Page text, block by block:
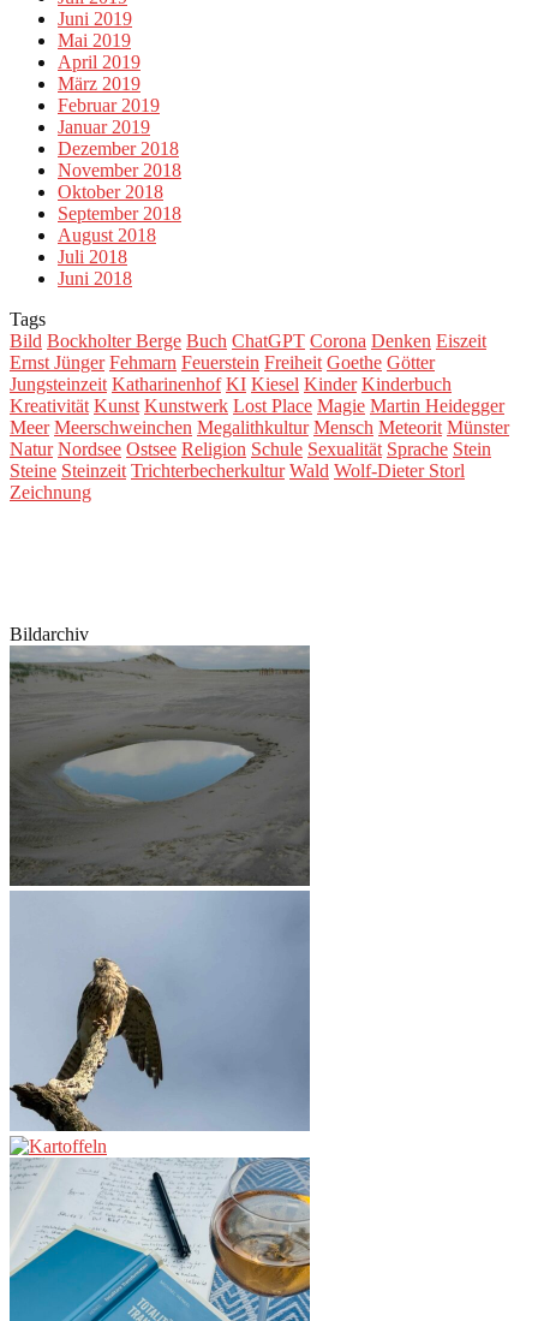
Juni 2019
Mai 2019
April 2019
März 2019
Februar 2019
Januar 2019
Dezember 2018
November 2018
Oktober 2018
September 2018
August 2018
Juli 2018
Juni 2018
Tags
Bild Bockholter Berge Buch ChatGPT Corona Denken Eiszeit
Ernst Jünger Fehmarn Feuerstein Freiheit Goethe Götter
Jungsteinzeit Katharinenhof KI Kiesel Kinder Kinderbuch
Kreativität Kunst Kunstwerk Lost Place Magie Martin Heidegger
Meer Meerschweinchen Megalithkultur Mensch Meteorit Münster
Natur Nordsee Ostsee Religion Schule Sexualität Sprache Stein
Steine Steinzeit Trichterbecherkultur Wald Wolf-Dieter Storl
Zeichnung
Bildarchiv